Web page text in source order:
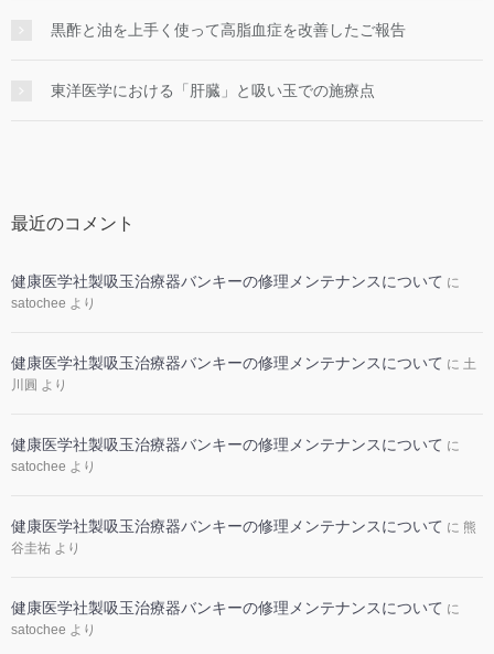
黒酢と油を上手く使って高脂血症を改善したご報告
東洋医学における「肝臓」と吸い玉での施療点
最近のコメント
健康医学社製吸玉治療器バンキーの修理メンテナンスについて に
satochee より
健康医学社製吸玉治療器バンキーの修理メンテナンスについて に 土
川圓 より
健康医学社製吸玉治療器バンキーの修理メンテナンスについて に
satochee より
健康医学社製吸玉治療器バンキーの修理メンテナンスについて に 熊
谷圭祐 より
健康医学社製吸玉治療器バンキーの修理メンテナンスについて に
satochee より